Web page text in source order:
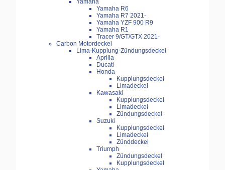
Yamaha
Yamaha R6
Yamaha R7 2021-
Yamaha YZF 900 R9
Yamaha R1
Tracer 9/GT/GTX 2021-
Carbon Motordeckel
Lima-Kupplung-Zündungsdeckel
Aprilia
Ducati
Honda
Kupplungsdeckel
Limadeckel
Kawasaki
Kupplungsdeckel
Limadeckel
Zündungsdeckel
Suzuki
Kupplungsdeckel
Limadeckel
Zünddeckel
Triumph
Zündungsdeckel
Kupplungsdeckel